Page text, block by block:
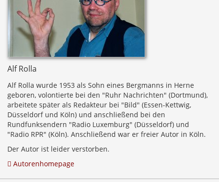
Alf Rolla
Alf Rolla wurde 1953 als Sohn eines Bergmanns in Herne
geboren, volontierte bei den "Ruhr Nachrichten" (Dortmund),
arbeitete später als Redakteur bei "Bild" (Essen-Kettwig,
Düsseldorf und Köln) und anschließend bei den
Rundfunksendern "Radio Luxemburg" (Düsseldorf) und
"Radio RPR" (Köln). Anschließend war er freier Autor in Köln.
Der Autor ist leider verstorben.
Autorenhomepage